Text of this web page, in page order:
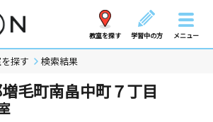
教室を探す 学習中の方 メニュー
探す 検索結果
毛町南畠中町７丁目